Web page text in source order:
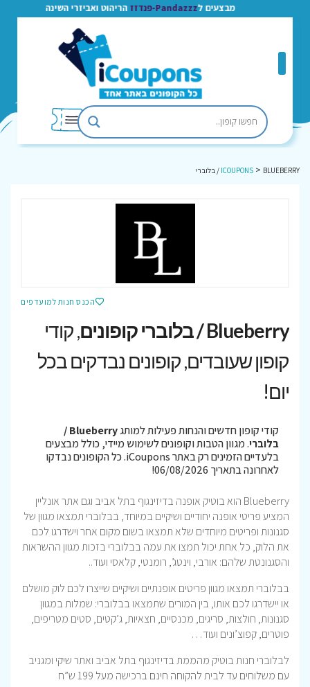
מבצעים ל Pandazzz-פנדזז הריהוט ואביזרי השינה
ICOUPONS > BLUEBERRY / בלוברי
הכנס חנות למועדפים
Blueberry / בלוברי קופונים
, קודי
קופון שעובדים, קופונים נבדקים בכל
יום!
קודי קופון חדשים והנחות פעילות למותג
Blueberry /
בלוברי. מגוון הטבות וקופונים לשימוש מיידי, כולל מבצעים
בלעדיים הזמינים רק באתר iCoupons. כל הקופונים נבדקו
לאחרונה בתאריך 06/08/2026!
Blueberry הוא בוטיק אופנה בדיזינגוף בתל אביב וגם אתר אונליין
המציע פריטי אופנה יחודיים ושיקיים במיוחד, בבלוברי תמצאו מגוון של
סגנונות ופריטים מיוחדים שלא תמצאו בשום מקום אחר וישדרגו לכם
את הלוק, כל אחת יכול תמצו את עמה בבלוברי בזכות מגוון ההשראות
והסגנונטת שלהם: אורבי, וינטג’, רומנטי, קלאסי ועוד..
בבלוברי תמצאו מגוון פריטים אופנתיים ושיקיים שייצרו לכם לוק מושלם
או יישדרגו לכם אותו, בין המורים שתמצאו בבלוברי: שמלות במגוון
סגנונות, חולצות, סריגים, מכנסיים, חצאיות, ג’קטים, סטים מטריפים,
פוטרים, קפוצ’ונים ועוד…
לבלוברי חנות בוטיק מהממת בדיזינגוף בתל אביב ואתר שיקי ומגניב
עם משלוחים עד לבית להקוחה חינם ברכישה מעל 199 ש”ח